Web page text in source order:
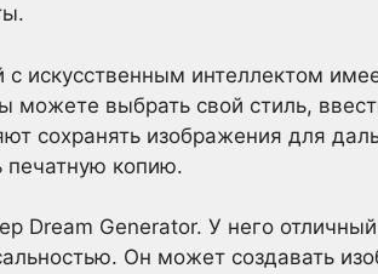
искусственным интеллектом
можете выбрать свой стиль,
сохранять изображения для
печатную копию.
Dream Generator. У него
Он может создавать